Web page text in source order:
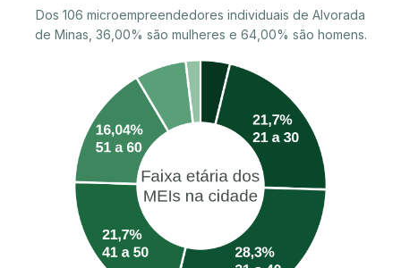
Dos 106 microempreendedores individuais de Alvorada
de Minas, 36,00% são mulheres e 64,00% são homens.